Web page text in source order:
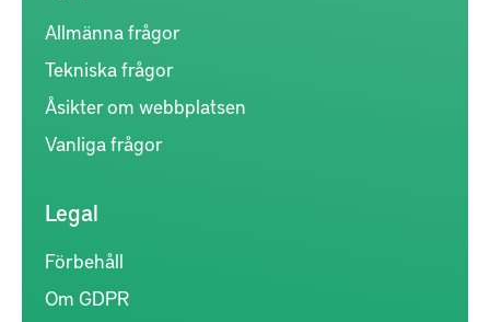
Allmänna frågor
Tekniska frågor
Åsikter om webbplatsen
Vanliga frågor
Legal
Förbehåll
Om GDPR